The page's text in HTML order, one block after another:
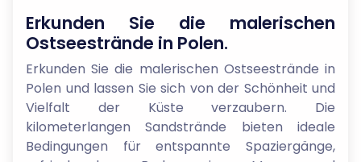
Erkunden Sie die malerischen
Ostseestrände in Polen.
Erkunden Sie die malerischen Ostseestrände in
Polen und lassen Sie sich von der Schönheit und
Vielfalt der Küste verzaubern. Die
kilometerlangen Sandstrände bieten ideale
Bedingungen für entspannte Spaziergänge,